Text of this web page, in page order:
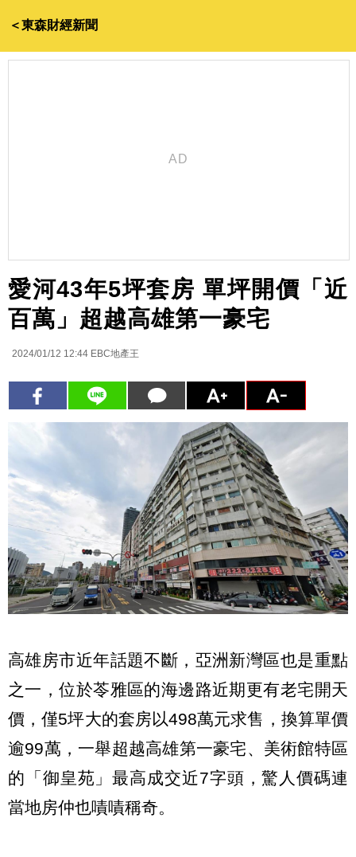
＜東森財經新聞
愛河43年5坪套房 單坪開價「近
百萬」超越高雄第一豪宅
2024/01/12 12:44 EBC地產王
高雄房市近年話題不斷，亞洲新灣區也是重點
之一，位於苓雅區的海邊路近期更有老宅開天
價，僅5坪大的套房以498萬元求售，換算單價
逾99萬，一舉超越高雄第一豪宅、美術館特區
的「御皇苑」最高成交近7字頭，驚人價碼連
當地房仲也嘖嘖稱奇。